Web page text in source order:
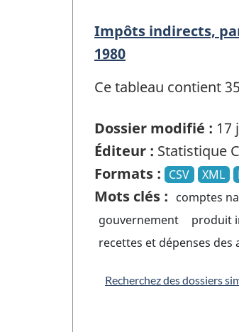
Impôts indirects,
1980
Ce tableau contient
Dossier modifié : 17
Éditeur : Statistique
Formats : CSV XML
Mots clés : comptes
gouvernement
produit
recettes et dépenses
Recherchez des dossiers